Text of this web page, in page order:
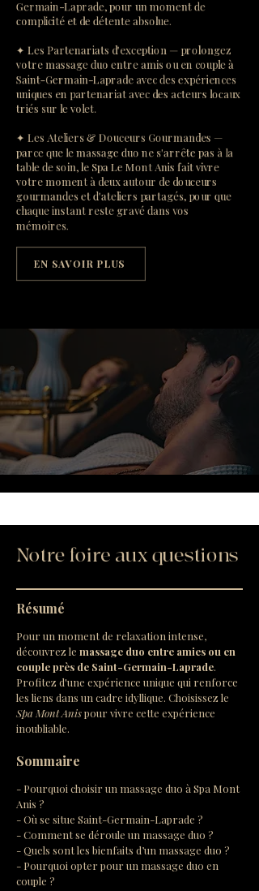
Germain-Laprade, pour un moment de
complicité et de détente absolue.
✦ Les Partenariats d'exception — prolongez
votre massage duo entre amis ou en couple à
Saint-Germain-Laprade avec des expériences
uniques en partenariat avec des acteurs locaux
triés sur le volet.
✦ Les Ateliers & Douceurs Gourmandes —
parce que le massage duo ne s'arrête pas à la
table de soin, le Spa Le Mont Anis fait vivre
votre moment à deux autour de douceurs
gourmandes et d'ateliers partagés, pour que
chaque instant reste gravé dans vos
mémoires.
EN SAVOIR PLUS
Notre foire aux questions
Résumé
Pour un moment de relaxation intense,
découvrez le massage duo entre amies ou en
couple près de Saint-Germain-Laprade.
Profitez d'une expérience unique qui renforce
les liens dans un cadre idyllique. Choisissez le
Spa Mont Anis pour vivre cette expérience
inoubliable.
Sommaire
- Pourquoi choisir un massage duo à Spa Mont
Anis ?
- Où se situe Saint-Germain-Laprade ?
- Comment se déroule un massage duo ?
- Quels sont les bienfaits d’un massage duo ?
- Pourquoi opter pour un massage duo en
couple ?